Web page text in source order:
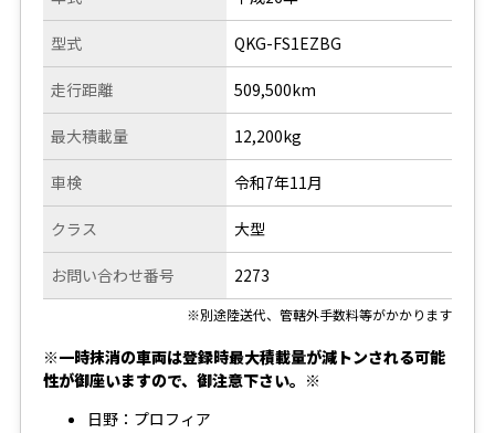
型式
走行距離
QKG-FS1EZBG
509,500km
最大積載量
車検
クラス
お問い合わせ番号
12,200kg
令和7年11月
大型
2273
※別途陸送代、管轄外手数料等がかかります
※一時抹消の車両は登録時最大積載量が減トンされる可能
性が御座いますので、御注意下さい。※
日野：プロフィア